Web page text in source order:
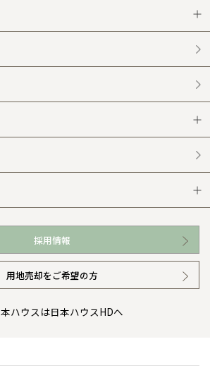
フォーム
ト
ム
採用情報
用地売却をご希望の方
ハウスは日本ハウスHDへ